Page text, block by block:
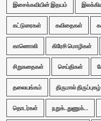
இசைக்கவியின் இதயம்
கட்டுரைகள் கவிதைகள்
காணொலி கிரேசி மொழிகள்
சிறுகதைகள் செய்திகள்
தலையங்கம் திருமால் திருப்புகழ்
தொடர்கள் நறுக்..துணுக்...